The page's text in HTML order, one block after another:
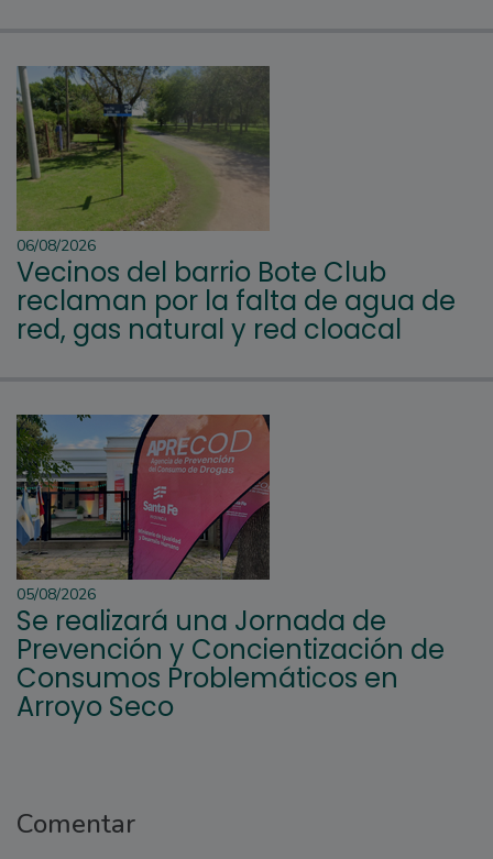
06/08/2026
Vecinos del barrio Bote Club
reclaman por la falta de agua de
red, gas natural y red cloacal
05/08/2026
Se realizará una Jornada de
Prevención y Concientización de
Consumos Problemáticos en
Arroyo Seco
Comentar